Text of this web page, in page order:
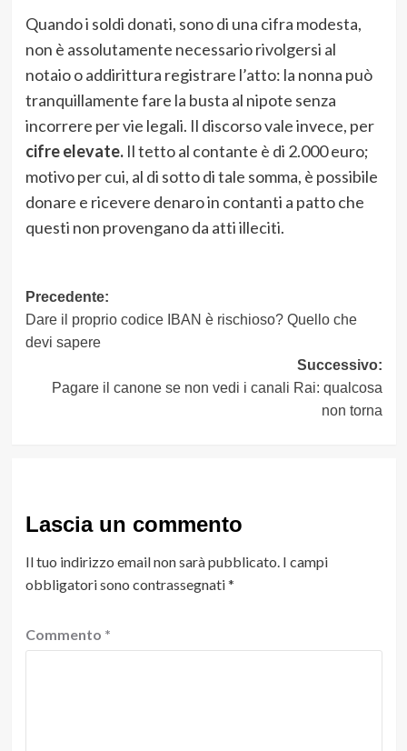
Quando i soldi donati, sono di una cifra modesta,
non è assolutamente necessario rivolgersi al
notaio o addirittura registrare l’atto: la nonna può
tranquillamente fare la busta al nipote senza
incorrere per vie legali. Il discorso vale invece, per
cifre elevate.Il tetto al contante è di 2.000 euro;
motivo per cui, al di sotto di tale somma, è possibile
donare e ricevere denaro in contanti a patto che
questi non provengano da atti illeciti.
Navigazione
articolo
Precedente:
Dare il proprio codice IBAN è rischioso? Quello che
devi sapere
Successivo:
Pagare il canone se non vedi i canali Rai: qualcosa
non torna
Lascia un commento
Il tuo indirizzo email non sarà pubblicato. I campi
obbligatori sono contrassegnati*
Commento *